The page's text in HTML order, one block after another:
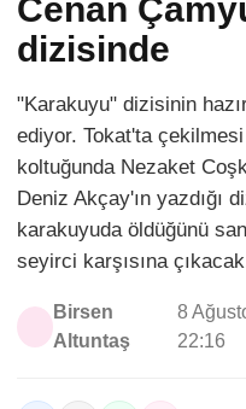
Cenan
dizisinde
"Karakuyu" dizisinin
ediyor. Tokat'ta
koltuğunda Nezaket
Deniz Akçay'ın yazdığı
karakuyuda öldüğünü
seyirci karşısına
Birsen
Altuntaş
8
22:16